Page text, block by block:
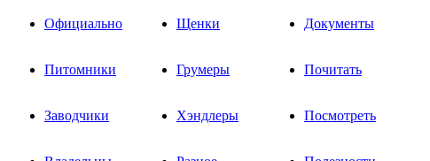
Официально Щенки Документы
Питомники Грумеры Почитать
Заводчики Хэндлеры Посмотреть